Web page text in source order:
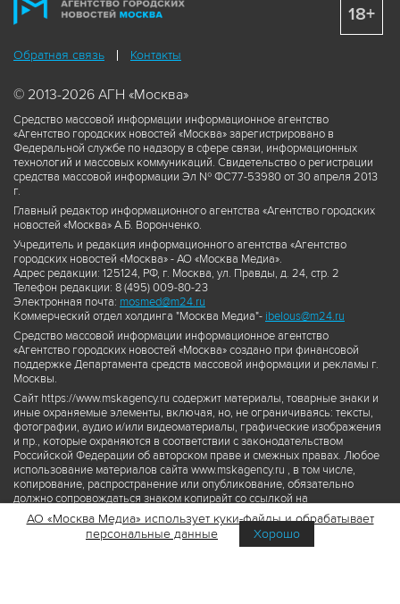
Обратная связь Контакты
© 2013-2026 АГН «Москва»
Средство массовой информации информационное агентство
«Агентство городских новостей «Москва» зарегистрировано в
Федеральной службе по надзору в сфере связи, информационных
технологий и массовых коммуникаций. Свидетельство о регистрации
средства массовой информации Эл № ФС77-53980 от 30 апреля 2013
г.
Главный редактор информационного агентства «Агентство городских
новостей «Москва» А.Б. Воронченко.
Учредитель и редакция информационного агентства «Агентство
городских новостей «Москва» - АО «Москва Медиа».
Адрес редакции: 125124, РФ, г. Москва, ул. Правды, д. 24, стр. 2
Телефон редакции: 8 (495) 009-80-23
Электронная почта: mosmed@m24.ru
Коммерческий отдел холдинга "Москва Медиа"- ibelous@m24.ru
Средство массовой информации информационное агентство
«Агентство городских новостей «Москва» создано при финансовой
поддержке Департамента средств массовой информации и рекламы г.
Москвы.
Сайт https://www.mskagency.ru содержит материалы, товарные знаки и
иные охраняемые элементы, включая, но, не ограничиваясь: тексты,
фотографии, аудио и/или видеоматериалы, графические изображения
и пр., которые охраняются в соответствии с законодательством
Российской Федерации об авторском праве и смежных правах. Любое
использование материалов сайта www.mskagency.ru , в том числе,
копирование, распространение или опубликование, обязательно
должно сопровождаться знаком копирайт со ссылкой на
правообладателя © АО «Москва Медиа», а также гиперссылкой на сайт
www.mskagency.ru как на первоисточник информации. Переработка
материалов сайта www.mskagency.ru не допускается.
18+
АО «Москва Медиа» использует куки-файлы и обрабатывает
персональные данные
Хорошо